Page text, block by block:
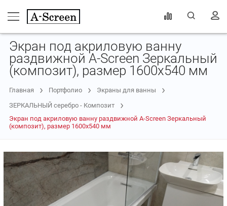
Экран под акриловую ванну
раздвижной A-Screen Зеркальный
(композит), размер 1600х540 мм
Главная Портфолио
Экраны для ванны
ЗЕРКАЛЬНЫЙ серебро - Композит
Экран под акриловую ванну раздвижной A-Screen Зеркальный
(композит), размер 1600х540 мм